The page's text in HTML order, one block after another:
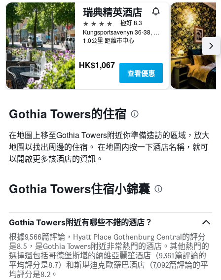
瑞典精英酒店
4星級
極好 8.3
Kungsportsavenyn 36-38, 哥德堡（瑞典）, 西約塔蘭, 瑞典
1.0公里 距離市中心
HK$1,067
查看優惠
Gothia Towers的住宿
在地圖上移至Gothia Towers​​附近你準備造訪的區域，放大
地圖以找出周邊的住宿。 在地圖内按一下酒店名稱，就可
以開啟更多該酒店的資訊。
Gothia Towers住宿小錦囊
Gothia Towers附近有哪些不錯的酒店？
根據9,566篇評論，Hyatt Place Gothenburg Central的評分
是8.5，是Gothia Towers附近非常熱門的酒店。其他熱門的
選擇還包括哥德堡斯堪的納維亞麗笙酒店（9,361篇評論的
平均評分是8.7）和斯堪迪克歐羅巴酒店（7,092篇評論的平
均評分是8.2。